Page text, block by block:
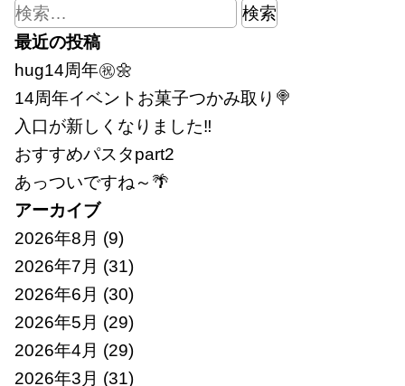
検
索:
最近の投稿
hug14周年㊗🌼
14周年イベントお菓子つかみ取り🍭
入口が新しくなりました‼
おすすめパスタpart2
あっついですね～🌴
アーカイブ
2026年8月 (9)
2026年7月 (31)
2026年6月 (30)
2026年5月 (29)
2026年4月 (29)
2026年3月 (31)